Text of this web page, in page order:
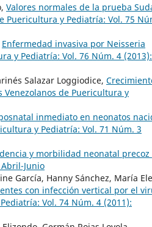
Valores normales de la prueba
Puericultura y Pediatría: Vol. 75
Enfermedad invasiva por Neisseria
y Pediatría: Vol. 76 Núm. 4 (2013):
Salazar Loggiodice,
Venezolanos de Puericultura y
inmediato en neonatos
y Pediatría: Vol. 71 Núm. 3
y morbilidad neonatal precoz
Junio
García, Hanny Sánchez, María
con infección vertical por el
Vol. 74 Núm. 4 (2011):